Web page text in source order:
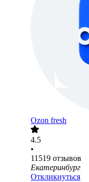
Ozon fresh
4.5
•
11519 отзывов
Екатеринбург
Откликнуться